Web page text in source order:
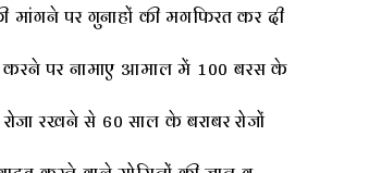
मांगने पर गुनाहों की मगफिरत कर दी
पर नामाए आमाल में 100 बरस के
रखने से 60 साल के बराबर रोजों